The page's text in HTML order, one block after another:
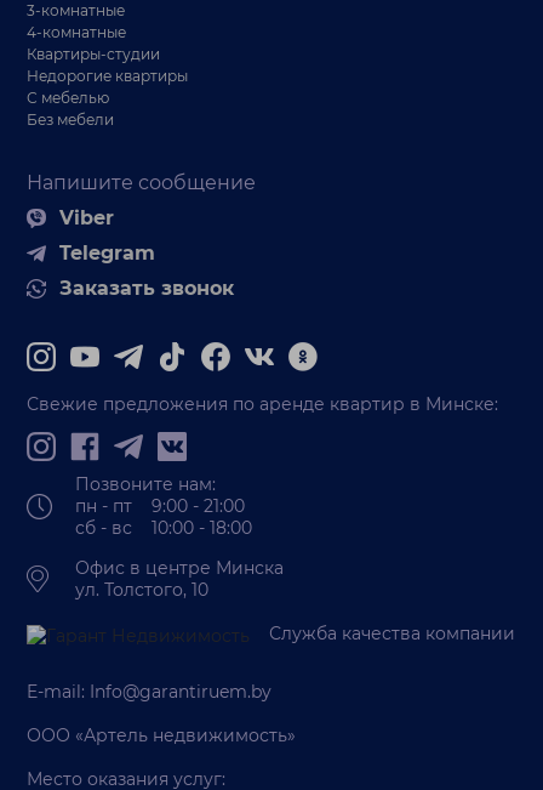
Напишите сообщение
Viber
Telegram
Заказать звонок
3-комнатные
4-комнатные
Квартиры-студии
Недорогие квартиры
С мебелью
Без мебели
Свежие предложения по аренде квартир в Минске:
Позвоните нам:
пн - пт 9:00 - 21:00
сб - вс 10:00 - 18:00
Офис в центре Минска
ул. Толстого, 10
Служба качества компании
E-mail: Info@garantiruem.by
ООО «Артель недвижимость»
Место оказания услуг: